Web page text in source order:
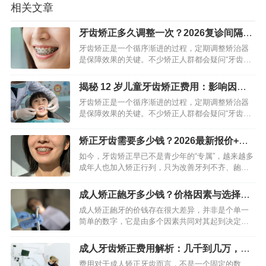
相关文章
牙齿矫正多久调整一次？2026复诊间隔指
南+影响因素
牙齿矫正是一个循序渐进的过程，定期调整矫治器
是保障效果的关键。不少矫正人群都会疑问“牙齿矫
核心取决于矫治器类型、牙齿畸形程度、年龄及牙
齿移动进度，通常在4…
揭秘 12 岁儿童牙齿矫正费用：影响因素 +
高性价比方案
牙齿矫正是一个循序渐进的过程，定期调整矫治器
是保障效果的关键。不少矫正人群都会疑问“牙齿矫
核心取决于矫治器类型、牙齿畸形程度、年龄及牙
齿移动进度，通常在4…
矫正牙齿需要多少钱？2026最新报价+省
钱避坑指南
如今，牙齿矫正早已不是青少年的“专属”，越来越多
成年人也加入矫正行列，只为改善牙列不齐、龅
大家最关心的还是“矫正牙齿需要多少钱”。其实，牙
齿矫正没有统一定价…
成人矫正龅牙多少钱？价格因素与选择全
解析
成人矫正龅牙的价钱存在很大差异，并非是个单一
简单的数字，它是由多个因素共同对其起到决定作
理解围绕着价格背后所存在的构成状况，能够助力
你做出更为明智的决策，从…
成人牙齿矫正费用解析：几千到几万，到
底怎么算
费用对于成人矫正牙齿而言，不是一个固定的数